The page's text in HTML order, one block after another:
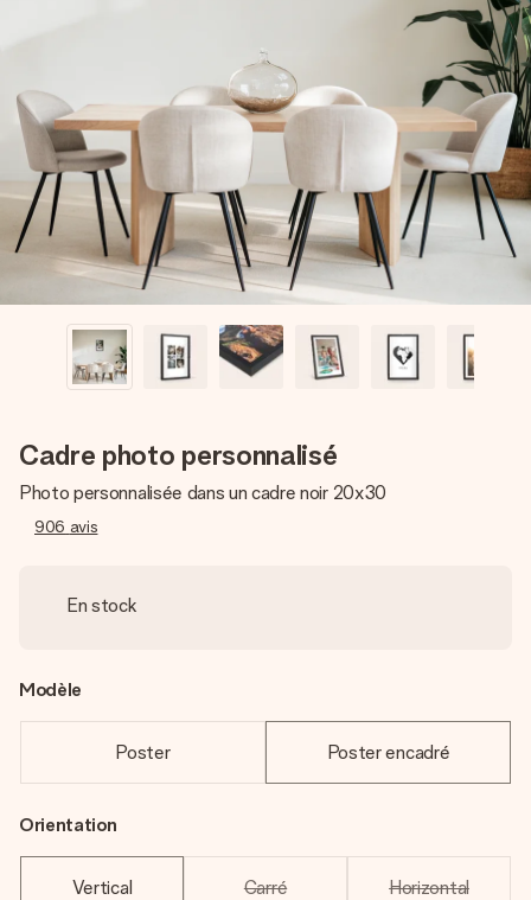
Carte de vœux gratuite
Créez quelque chose d’unique en quelques étapes – avec
son prénom, votre photo ou un message qui touche le cœur.
Sans complications, juste tout l’amour pour le moment idéal.
Cadre photo personnalisé
Photo personnalisée dans un cadre noir 20x30
906 avis
En stock
Modèle
Poster Poster encadré
Orientation
Vertical Carré Horizontal